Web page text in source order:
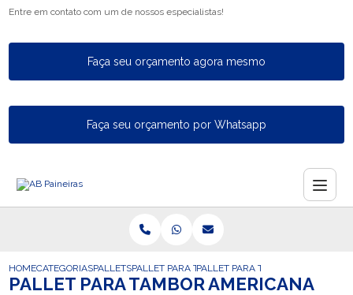
Entre em contato com um de nossos especialistas!
Faça seu orçamento agora mesmo
Faça seu orçamento por Whatsapp
HOMECATEGORIASPALLETSPALLET PARA TAMBORPALLET PARA TAMBOR
PALLET PARA TAMBOR AMERICANA